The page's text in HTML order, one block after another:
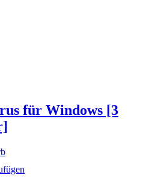
für Windows [3